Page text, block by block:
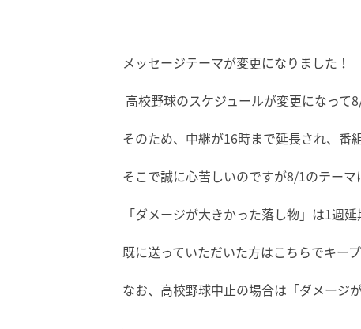
メッセージテーマが変更になりました！
高校野球のスケジュールが変更になって
そのため、中継が16時まで延長され、番
そこで誠に心苦しいのですが8/1のテーマ
「ダメージが大きかった落し物」は1週
既に送っていただいた方はこちらでキー
なお、高校野球中止の場合は「ダメージ